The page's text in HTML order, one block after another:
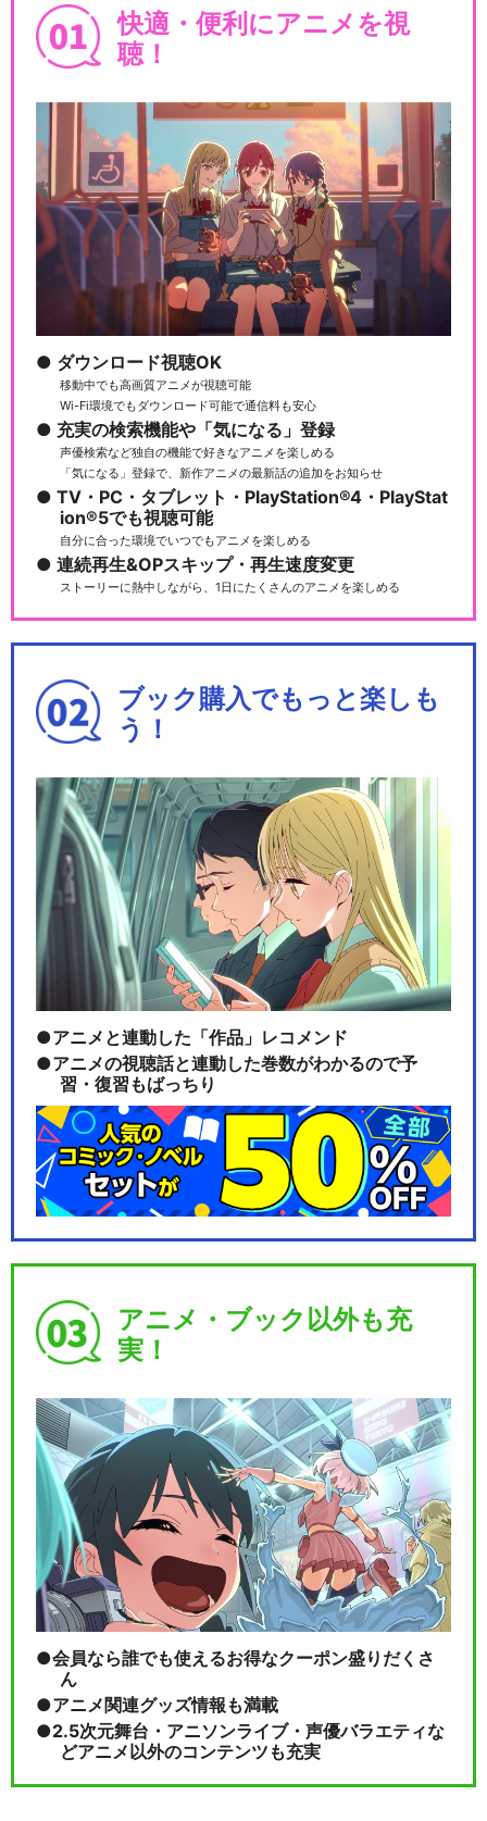
GET OVER －JAM Project
閉じる
快適・便利にアニメを視
聴！
ダウンロード視聴OK
移動中でも高画質アニメが視聴可能
Wi-Fi環境でもダウンロード可能で通信料も安心
充実の検索機能や「気になる」登録
声優検索など独自の機能で好きなアニメを楽しめる
「気になる」登録で、新作アニメの最新話の追加をお知らせ
TV・PC・タブレット・PlayStation®4・PlayStat
ion®5でも視聴可能
自分に合った環境でいつでもアニメを楽しめる
連続再生&OPスキップ・再生速度変更
ストーリーに熱中しながら、1日にたくさんのアニメを楽しめる
ブック購入でもっと楽しも
う！
アニメと連動した「作品」レコメンド
アニメの視聴話と連動した巻数がわかるので予
習・復習もばっちり
アニメ・ブック以外も充
実！
会員なら誰でも使えるお得なクーポン盛りだくさ
ん
アニメ関連グッズ情報も満載
2.5次元舞台・アニソンライブ・声優バラエティな
どアニメ以外のコンテンツも充実